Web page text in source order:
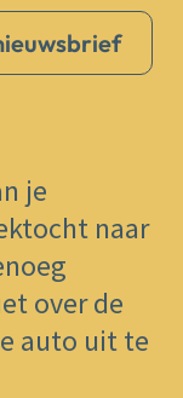
​je
naar
over de
auto uit te